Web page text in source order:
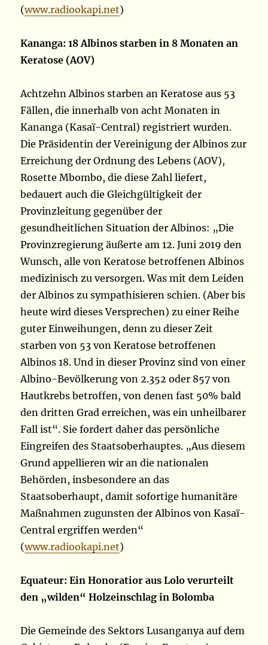
(www.radiookapi.net)
Kananga: 18 Albinos starben in 8 Monaten an
Keratose (AOV)
Achtzehn Albinos starben an Keratose aus 53
Fällen, die innerhalb von acht Monaten in
Kananga (Kasaï-Central) registriert wurden.
Die Präsidentin der Vereinigung der Albinos zur
Erreichung der Ordnung des Lebens (AOV),
Rosette Mbombo, die diese Zahl liefert,
bedauert auch die Gleichgültigkeit der
Provinzleitung gegenüber der
gesundheitlichen Situation der Albinos: „Die
Provinzregierung äußerte am 12. Juni 2019 den
Wunsch, alle von Keratose betroffenen Albinos
medizinisch zu versorgen. Was mit dem Leiden
der Albinos zu sympathisieren schien. (Aber bis
heute wird dieses Versprechen) zu einer Reihe
guter Einweihungen, denn zu dieser Zeit
starben von 53 von Keratose betroffenen
Albinos 18. Und in dieser Provinz sind von einer
Albino-Bevölkerung von 2.352 oder 857 von
Hautkrebs betroffen, von denen fast 50% bald
den dritten Grad erreichen, was ein unheilbarer
Fall ist“. Sie fordert daher das persönliche
Eingreifen des Staatsoberhauptes. „Aus diesem
Grund appellieren wir an die nationalen
Behörden, insbesondere an das
Staatsoberhaupt, damit sofortige humanitäre
Maßnahmen zugunsten der Albinos von Kasaï-
Central ergriffen werden“
(www.radiookapi.net)
Equateur: Ein Honoratior aus Lolo verurteilt
den „wilden“ Holzeinschlag in Bolomba
Die Gemeinde des Sektors Lusanganya auf dem